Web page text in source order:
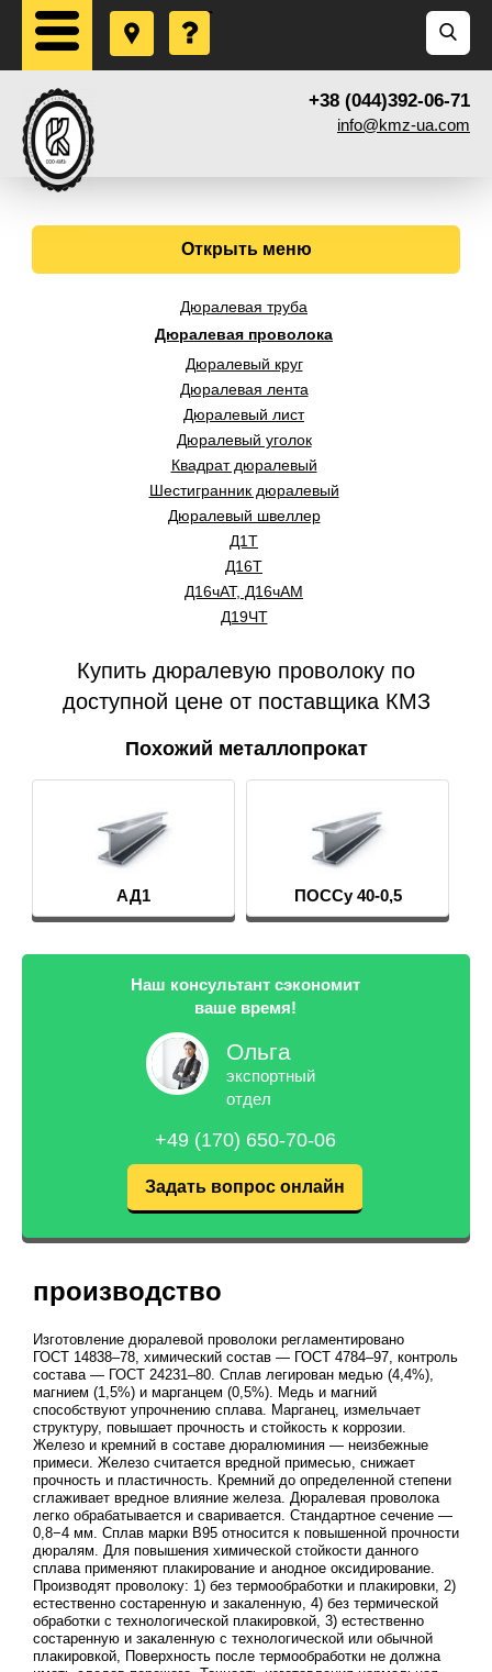
+38 (044)392-06-71
info@kmz-ua.com
Открыть меню
Дюралевая труба
Дюралевая проволока
Дюралевый круг
Дюралевая лента
Дюралевый лист
Дюралевый уголок
Квадрат дюралевый
Шестигранник дюралевый
Дюралевый швеллер
Д1Т
Д16Т
Д16чАТ, Д16чАМ
Д19ЧТ
Купить дюралевую проволоку по
доступной цене от поставщика КМЗ
Похожий металлопрокат
АД1 ПОССу 40-0,5
Наш консультант сэкономит
ваше время!
Ольга
экспортный
отдел
+49 (170) 650-70-06
Задать вопрос онлайн
производство
Изготовление дюралевой проволоки регламентировано
ГОСТ 14838–78, химический состав — ГОСТ 4784–97, контроль
состава — ГОСТ 24231–80. Сплав легирован медью (4,4%),
магнием (1,5%) и марганцем (0,5%). Медь и магний
способствуют упрочнению сплава. Марганец, измельчает
структуру, повышает прочность и стойкость к коррозии.
Железо и кремний в составе дюралюминия — неизбежные
примеси. Железо считается вредной примесью, снижает
прочность и пластичность. Кремний до определенной степени
сглаживает вредное влияние железа. Дюралевая проволока
легко обрабатывается и сваривается. Стандартное сечение —
0,8−4 мм. Сплав марки В95 относится к повышенной прочности
дюралям. Для повышения химической стойкости данного
сплава применяют плакирование и анодное оксидирование.
Производят проволоку: 1) без термообработки и плакировки, 2)
естественно состаренную и закаленную, 4) без термической
обработки с технологической плакировкой, 3) естественно
состаренную и закаленную с технологической или обычной
плакировкой, Поверхность после термообработки не должна